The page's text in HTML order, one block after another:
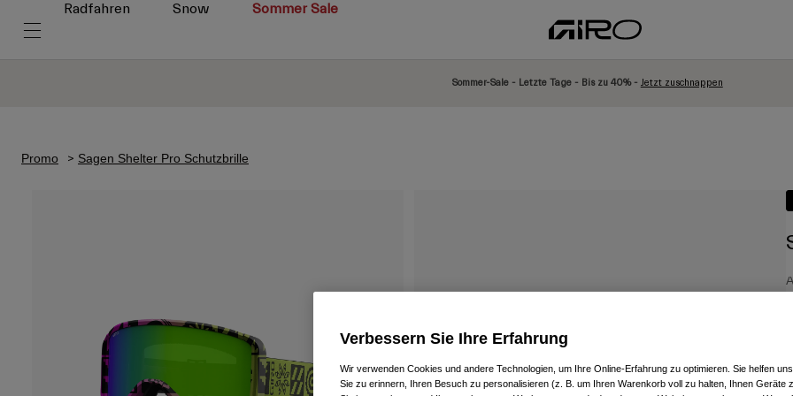
Radfahren Snow Sommer Sale
Sommer-Sale - Letzte Tage - Bis zu 40% - Jetzt zuschnappen
Promo Sagen Shelter Pro Schutzbrille
Verbessern Sie Ihre Erfahrung
Wir verwenden Cookies und andere Technologien, um Ihre Online-Erfahrung zu optimieren. Sie helfen
Sie zu erinnern, Ihren Besuch zu personalisieren (z. B. um Ihren Warenkorb voll zu halten, Ihnen Geräte